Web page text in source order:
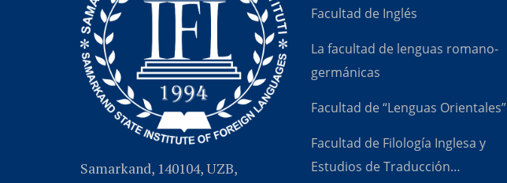
Samarkand, 140104, UZB,
Facultad de Inglés
La facultad de lenguas romano-
germánicas
Facultad de “Lenguas Orientales”
Facultad de Filología Inglesa y
Estudios de Traducción…